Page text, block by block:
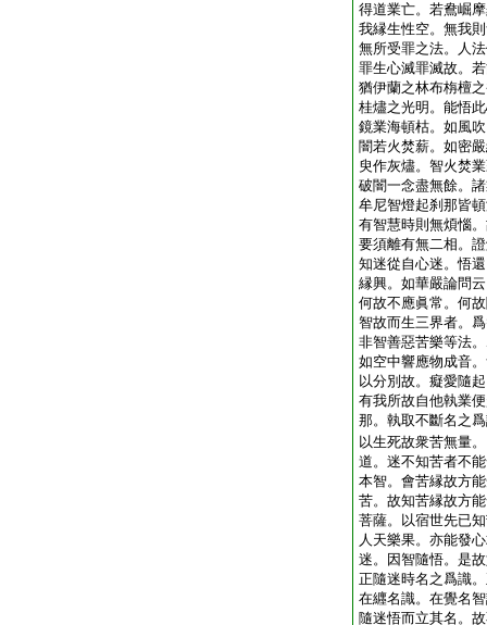
得道業亡。若鴦崛
我縁生性空。無我
無所受罪之法。人
罪生心滅罪滅故。
猶伊蘭之林布栴檀
桂燼之光明。能悟
鏡業海頓枯。如風
闇若火焚薪。如密
臾作灰燼。智火焚
破闇一念盡無餘。
牟尼智燈起刹那皆
有智慧時則無煩惱
要須離有無二相。
知迷從自心迷。悟
縁興。如華嚴論問
何故不應眞常。何
智故而生三界者。
非智善惡苦樂等法
如空中響應物成音
以分別故。癡愛隨
有我所故自他執業
那。執取不斷名之
以生死故衆苦無量
道。迷不知苦者不
本智。會苦縁故方
苦。故知苦縁故方
菩薩。以宿世先已
人天樂果。亦能發
迷。因智隨悟。是
正隨迷時名之爲識
在纒名識。在覺名
隨迷悟而立其名。